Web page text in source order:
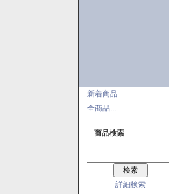
新着商品...
全商品...
商品検索
詳細検索